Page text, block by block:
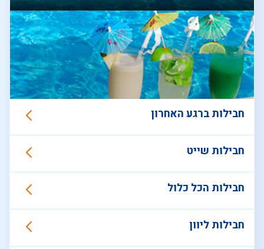
חבילות ברגע האחרון
חבילות שייט
חבילות הכל כלול
חבילות ליוון